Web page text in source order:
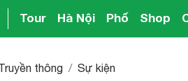
Tour Hà Nội Phố Shop
thông Sự kiện